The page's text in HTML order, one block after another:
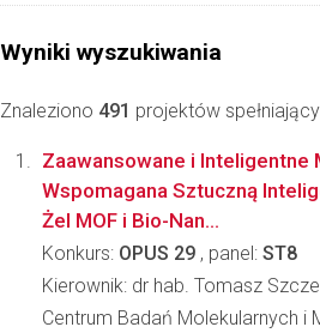
Wyniki wyszukiwania
Znaleziono 491 projektów
Zaawansowane i Inteligentne
Wspomagana Sztuczną
Żel MOF i Bio-Nan...
Konkurs: OPUS 29 , panel: ST8
Kierownik: dr hab. Tomasz
Centrum Badań Molekularnych i